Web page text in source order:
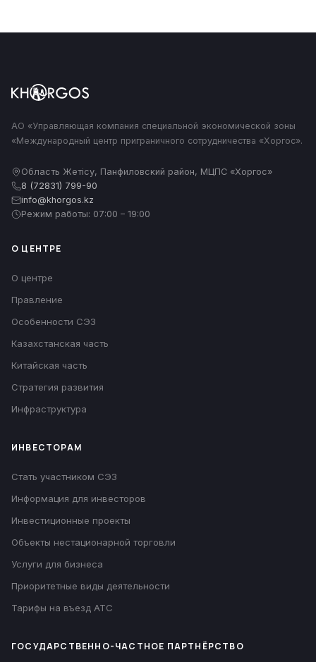
АО «Управляющая компания специальной экономической зоны
«Международный центр приграничного сотрудничества «Хоргос».
Область Жетісу, Панфиловский район, МЦПС «Хоргос»
8 (72831) 799-90
info@khorgos.kz
Режим работы: 07:00 – 19:00
О ЦЕНТРЕ
О центре
Правление
Особенности СЭЗ
Казахстанская часть
Китайская часть
Стратегия развития
Инфраструктура
ИНВЕСТОРАМ
Стать участником СЭЗ
Информация для инвесторов
Инвестиционные проекты
Объекты нестационарной торговли
Услуги для бизнеса
Приоритетные виды деятельности
Тарифы на въезд АТС
ГОСУДАРСТВЕННО-ЧАСТНОЕ ПАРТНЁРСТВО